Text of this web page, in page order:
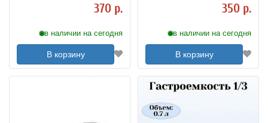
370 р.
в наличии на сегодня
В корзину
350 р.
в наличии на сегодня
В корзину